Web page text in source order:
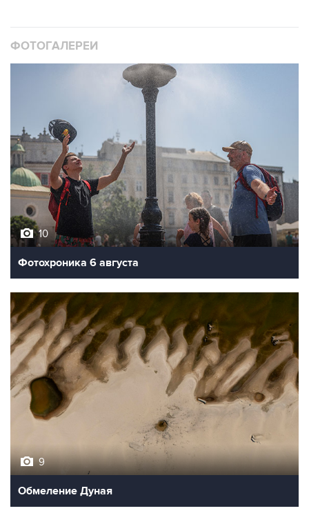
ФОТОГАЛЕРЕИ
10
Фотохроника 6 августа
9
Обмеление Дуная